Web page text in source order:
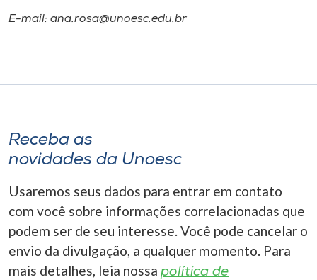
E-mail: ana.rosa@unoesc.edu.br
Receba as
novidades da Unoesc
Usaremos seus dados para entrar em contato
com você sobre informações correlacionadas que
podem ser de seu interesse. Você pode cancelar o
envio da divulgação, a qualquer momento. Para
mais detalhes, leia nossa política de